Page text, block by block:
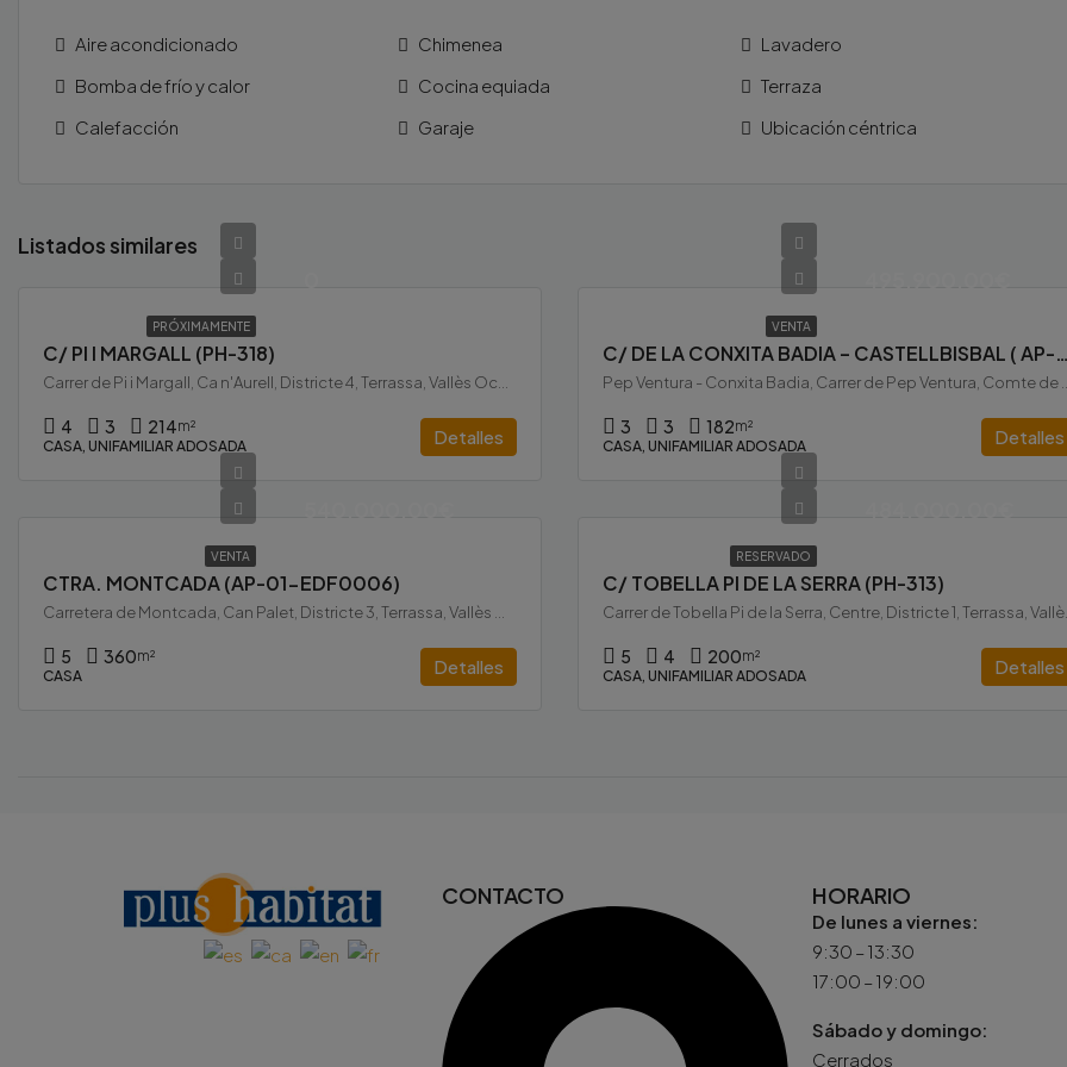
Aire acondicionado
Bomba de frío y calor
Calefacción
Chimenea
Cocina equiada
Garaje
Lavadero
Terraza
Ubicación céntrica
Listados similares
PRÓXIMAMENTE
C/ PI I MARGALL (PH-318)
4 3 214m²
CASA, UNIFAMILIAR ADOSADA
Detalles
VENTA
C/ DE LA CONXITA BADIA – CASTELLBISBAL ( AP-03-00108)
3 3 182m²
CASA, UNIFAMILIAR ADOSADA
Detalles
VENTA
CTRA. MONTCADA (AP-01-EDF0006)
5 360m²
CASA
Detalles
RESERVADO
C/ TOBELLA PI DE LA SERRA (PH-313)
5 4 200m²
CASA, UNIFAMILIAR ADOSADA
Detalles
CONTACTO HORARIO
De lunes a viernes:
9:30 – 13:30
17:00 – 19:00
Sábado y domingo:
Cerrados